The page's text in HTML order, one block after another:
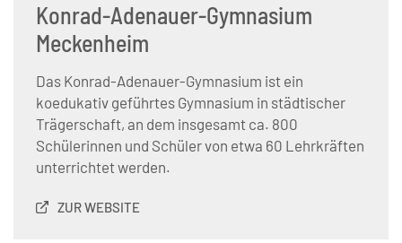
Konrad-Adenauer-Gymnasium
Meckenheim
Das Konrad-Adenauer-Gymnasium ist ein
koedukativ geführtes Gymnasium in städtischer
Trägerschaft, an dem insgesamt ca. 800
Schülerinnen und Schüler von etwa 60 Lehrkräften
unterrichtet werden.
ZUR WEBSITE